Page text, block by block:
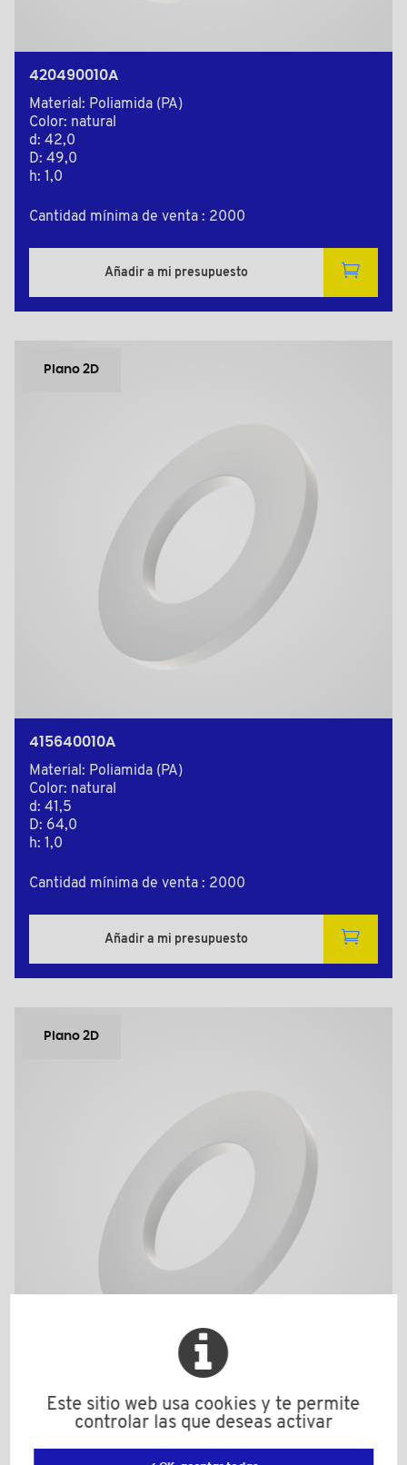
420490010A
Material: Poliamida (PA)
Color: natural
d: 42,0
D: 49,0
h: 1,0
Cantidad mínima de venta : 2000
Añadir a mi presupuesto
Plano 2D
415640010A
Material: Poliamida (PA)
Color: natural
d: 41,5
D: 64,0
h: 1,0
Cantidad mínima de venta : 2000
Añadir a mi presupuesto
Plano 2D
400460010A
Este sitio web usa cookies y te permite
controlar las que deseas activar